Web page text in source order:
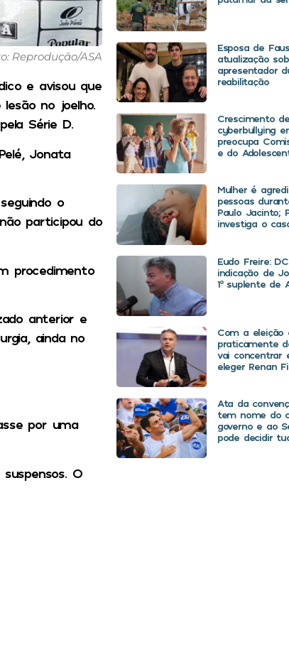
Reprodução/ASA
e avisou que
no joelho.
Série D.
Jonata
o
participou do
procedimento
anterior e
ainda no
por uma
O
Esposa de
atualização
apresentador
reabilitação
Crescimento
cyberbullying
preocupa
e do
Mulher é
pessoas
Paulo Jacinto;
investiga o
Eudo Freire:
indicação de
1º suplente de
Com a eleição
praticamente
vai concentrar
eleger Renan
Ata da
tem nome do
governo e ao
pode decidir